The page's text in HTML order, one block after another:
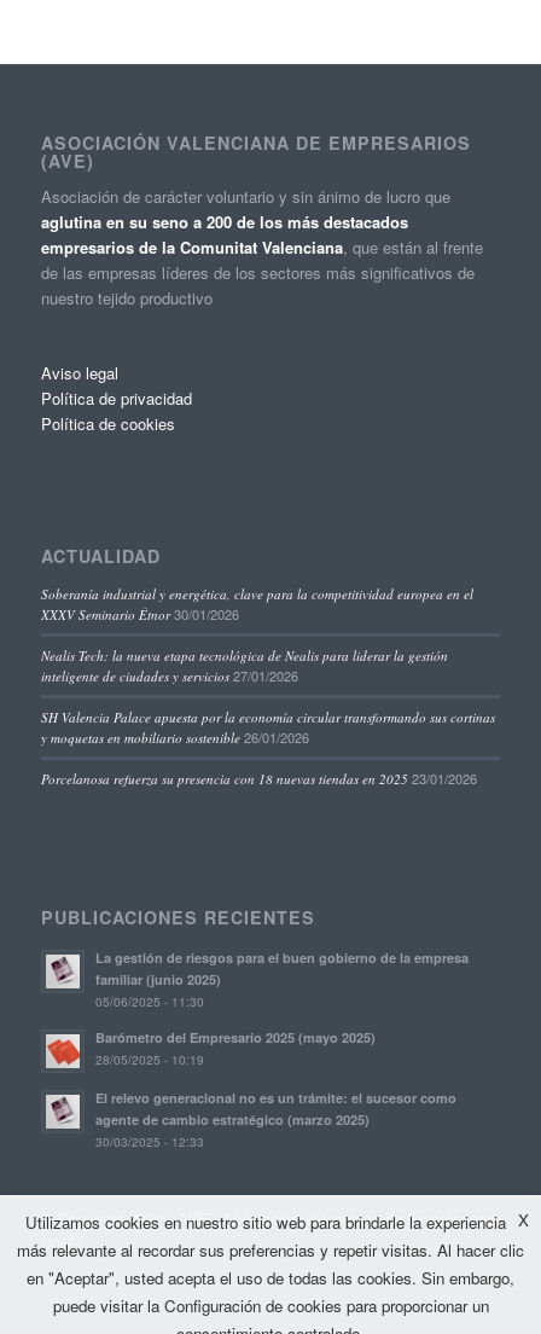
ASOCIACIÓN VALENCIANA DE EMPRESARIOS
(AVE)
Asociación de carácter voluntario y sin ánimo de lucro que
aglutina en su seno a 200 de los más destacados
empresarios de la Comunitat Valenciana, que están al frente
de las empresas líderes de los sectores más significativos de
nuestro tejido productivo
Aviso legal
Política de privacidad
Política de cookies
ACTUALIDAD
Soberanía industrial y energética, clave para la competitividad europea en el
XXXV Seminario Étnor 30/01/2026
Nealis Tech: la nueva etapa tecnológica de Nealis para liderar la gestión
inteligente de ciudades y servicios 27/01/2026
SH Valencia Palace apuesta por la economía circular transformando sus cortinas
y moquetas en mobiliario sostenible 26/01/2026
Porcelanosa refuerza su presencia con 18 nuevas tiendas en 2025 23/01/2026
PUBLICACIONES RECIENTES
La gestión de riesgos para el buen gobierno de la empresa
familiar (junio 2025)
05/06/2025 - 11:30
Barómetro del Empresario 2025 (mayo 2025)
28/05/2025 - 10:19
El relevo generacional no es un trámite: el sucesor como
agente de cambio estratégico (marzo 2025)
30/03/2025 - 12:33
© Copyright, 2021. AVE | Asociación Valenciana de Empresarios
(AVE)
X
Utilizamos cookies en nuestro sitio web para brindarle la experiencia
más relevante al recordar sus preferencias y repetir visitas. Al hacer clic
en "Aceptar", usted acepta el uso de todas las cookies. Sin embargo,
puede visitar la Configuración de cookies para proporcionar un